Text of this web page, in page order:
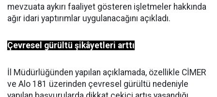
mevzuata aykırı faaliyet gösteren işletmeler hakkında
ağır idari yaptırımlar uygulanacağını açıkladı.
Çevresel gürültü şikâyetleri arttı
İl Müdürlüğünden yapılan açıklamada, özellikle CİMER
ve Alo 181 üzerinden çevresel gürültü nedeniyle